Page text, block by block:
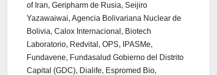
of Iran, Geripharm de Rusia, Seijiro
Yazawaiwai, Agencia Bolivariana Nuclear de
Bolivia, Calox Internacional, Biotech
Laboratorio, Redvital, OPS, IPASMe,
Fundavene, Fundasalud Gobierno del Distrito
Capital (GDC), Dialife, Espromed Bio,